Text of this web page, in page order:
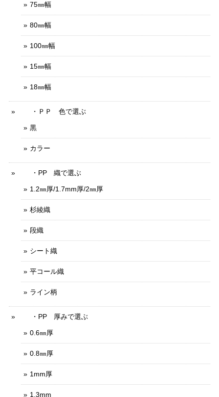
75㎜幅
80㎜幅
100㎜幅
15㎜幅
18㎜幅
・ＰＰ 色で選ぶ
黒
カラー
・PP 織で選ぶ
1.2㎜厚/1.7mm厚/2㎜厚
杉綾織
段織
シート織
平コール織
ライン柄
・PP 厚みで選ぶ
0.6㎜厚
0.8㎜厚
1mm厚
1.3mm